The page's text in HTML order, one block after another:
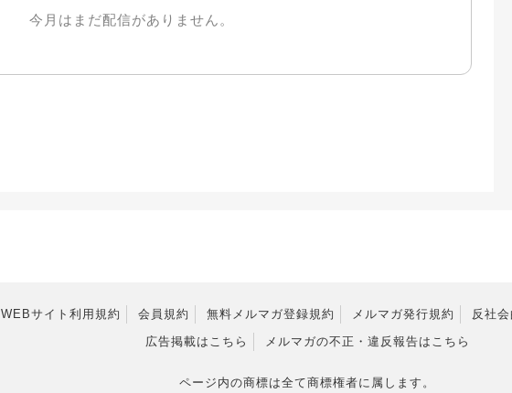
今月はまだ配信がありません。
WEBサイト利用規約 会員規約 無料メルマガ登録規約 メルマガ発行規約 反社
広告掲載はこちら
メルマガの不正・違反報告はこちら
ページ内の商標は全て商標権者に属します。